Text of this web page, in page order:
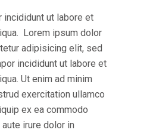
incididunt ut labore et
Lorem ipsum dolor
adipisicing elit, sed
incididunt ut labore et
Ut enim ad minim
exercitation ullamco
ex ea commodo
irure dolor in